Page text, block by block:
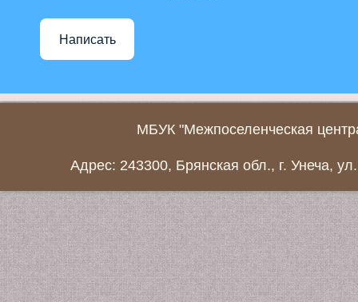
Написать
МБУК "Межпоселенческая
Адрес: 243300, Брянская обл., г. Унеча,